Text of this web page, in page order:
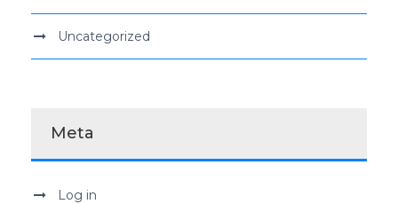
Uncategorized
Meta
Log in